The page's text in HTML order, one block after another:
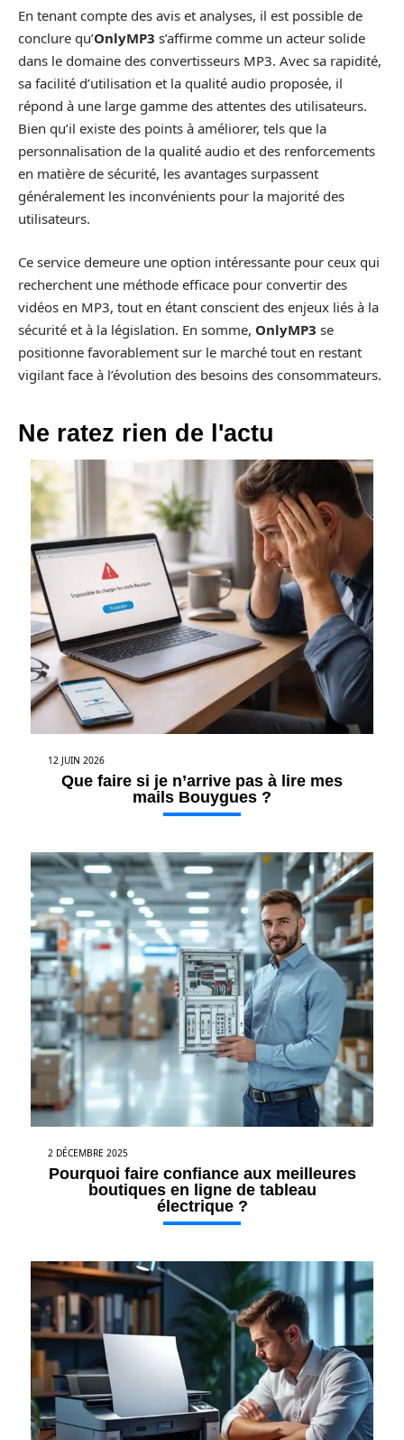
En tenant compte des avis et analyses, il est possible de
conclure qu’OnlyMP3 s’affirme comme un acteur solide
dans le domaine des convertisseurs MP3. Avec sa rapidité,
sa facilité d’utilisation et la qualité audio proposée, il
répond à une large gamme des attentes des utilisateurs.
Bien qu’il existe des points à améliorer, tels que la
personnalisation de la qualité audio et des renforcements
en matière de sécurité, les avantages surpassent
généralement les inconvénients pour la majorité des
utilisateurs.
Ce service demeure une option intéressante pour ceux qui
recherchent une méthode efficace pour convertir des
vidéos en MP3, tout en étant conscient des enjeux liés à la
sécurité et à la législation. En somme, OnlyMP3 se
positionne favorablement sur le marché tout en restant
vigilant face à l’évolution des besoins des consommateurs.
Ne ratez rien de l'actu
12 JUIN 2026
Que faire si je n’arrive pas à lire mes
mails Bouygues ?
2 DÉCEMBRE 2025
Pourquoi faire confiance aux meilleures
boutiques en ligne de tableau
électrique ?